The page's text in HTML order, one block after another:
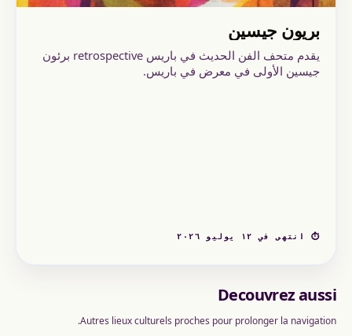
بريون جيسين
يقدم متحف الفن الحديث في باريس retrospective برئون
جيسين الأولى في معرض في باريس.
⏱ انتهى في ١٢ يوليو ٢٠٢٦
Decouvrez aussi
Autres lieux culturels proches pour prolonger la navigation.